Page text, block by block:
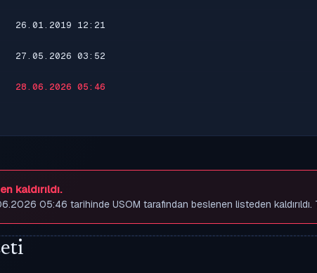
26.01.2019 12:21
27.05.2026 03:52
28.06.2026 05:46
kaldırıldı.
05:46 tarihinde USOM tarafından beslenen listeden kaldırıldı.